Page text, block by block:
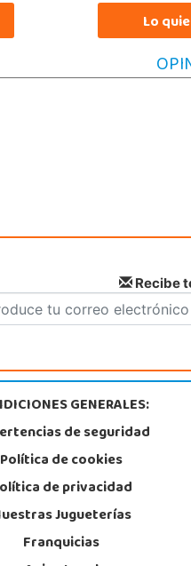
Lo
Recibe
GENERALES:
de seguridad
Política de cookies
de privacidad
Jugueterías
Franquicias